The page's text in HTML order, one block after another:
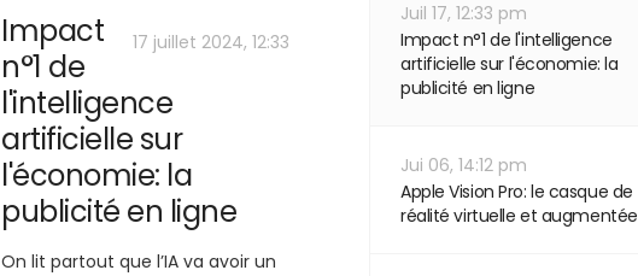
17 juillet 2024, 12:33
Impact
n°1 de
l'intelligence
artificielle sur
l'économie: la
publicité en ligne
On lit partout que l’IA va avoir un
Juil 17, 12:33 pm
Impact n°1 de l'intelligence
artificielle sur l'économie: la
publicité en ligne
Jui 06, 14:12 pm
Apple Vision Pro: le casque de
réalité virtuelle et augmentée